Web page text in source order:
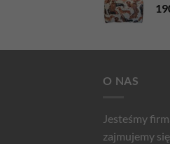
O NAS
Jesteśmy
zajmujemy